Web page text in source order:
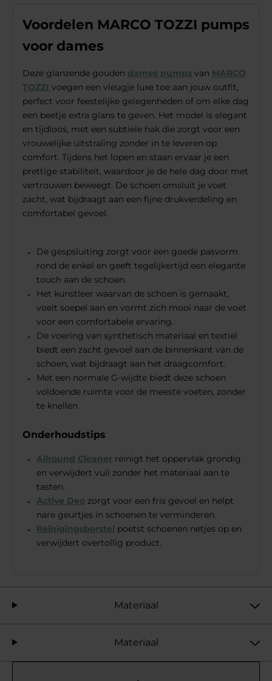
Voordelen MARCO TOZZI pumps
voor dames
Deze glanzende gouden dames pumps van MARCO
TOZZI voegen een vleugje luxe toe aan jouw outfit,
perfect voor feestelijke gelegenheden of om elke dag
een beetje extra glans te geven. Het model is elegant
en tijdloos, met een subtiele hak die zorgt voor een
vrouwelijke uitstraling zonder in te leveren op
comfort. Tijdens het lopen en staan ervaar je een
prettige stabiliteit, waardoor je de hele dag door met
vertrouwen beweegt. De schoen omsluit je voet
zacht, wat bijdraagt aan een fijne drukverdeling en
comfortabel gevoel.
De gespsluiting zorgt voor een goede pasvorm
rond de enkel en geeft tegelijkertijd een elegante
touch aan de schoen.
Het kunstleer waarvan de schoen is gemaakt,
voelt soepel aan en vormt zich mooi naar de voet
voor een comfortabele ervaring.
De voering van synthetisch materiaal en textiel
biedt een zacht gevoel aan de binnenkant van de
schoen, wat bijdraagt aan het draagcomfort.
Met een normale G-wijdte biedt deze schoen
voldoende ruimte voor de meeste voeten, zonder
te knellen.
Onderhoudstips
Allround Cleaner reinigt het oppervlak grondig
en verwijdert vuil zonder het materiaal aan te
tasten.
Active Deo zorgt voor een fris gevoel en helpt
nare geurtjes in schoenen te verminderen.
Reinigingsborstel poetst schoenen netjes op en
verwijdert overtollig product.
Materiaal
Materiaal